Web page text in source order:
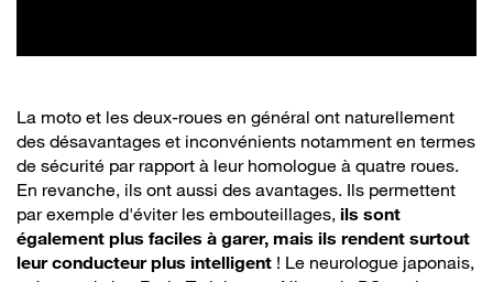
La moto et les deux-roues en général ont naturellement
des désavantages et inconvénients notamment en termes
de sécurité par rapport à leur homologue à quatre roues.
En revanche, ils ont aussi des avantages. Ils permettent
par exemple d'éviter les embouteillages, ils sont
également plus faciles à garer, mais ils rendent surtout
leur conducteur plus intelligent ! Le neurologue japonais,